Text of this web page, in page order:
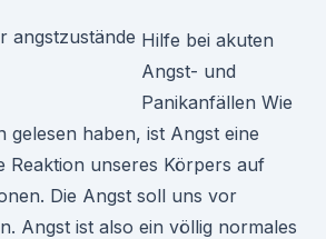
Hilfe bei akuten
Angst- und
Panikanfällen Wie
gelesen haben, ist Angst eine
Reaktion unseres Körpers auf
Die Angst soll uns vor
Angst ist also ein völlig normales